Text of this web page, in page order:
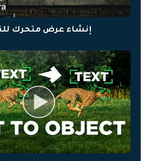
إنشاء عرض متحرك